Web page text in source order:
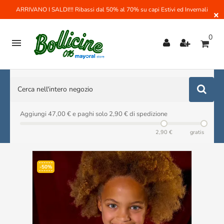
×
ARRIVANO I SALDI!!! Ribassi dal 50% al 70% su capi Estivi ed Invernali
 0
Aggiungi 47,00 € e paghi solo 2,90 € di spedizione
2,90 € gratis
-50%